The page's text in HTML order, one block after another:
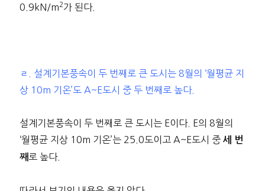
0.9kN/m2가 된다.
ㄹ. 설계기본풍속이 두 번째로 큰 도시는 8월의 ‘월평균 지
상 10m 기온’도 A~E도시 중 두 번째로 높다.
설계기본풍속이 두 번째로 큰 도시는 E이다. E의 8월의
‘월평균 지상 10m 기온’는 25.0도이고 A~E도시 중 세 번
째 로 높다.